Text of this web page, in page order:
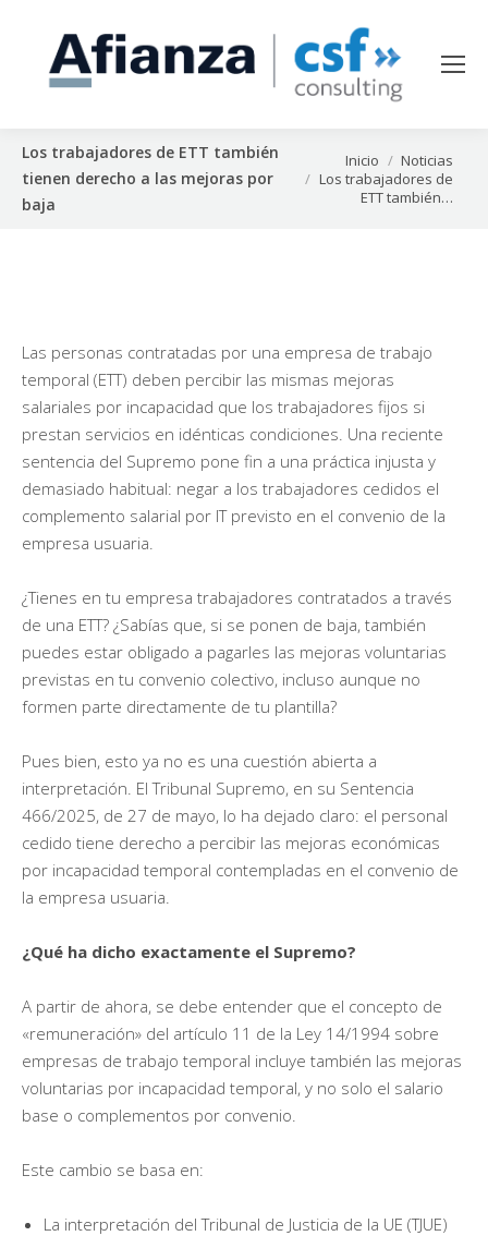
Los trabajadores de ETT también
tienen derecho a las mejoras por
baja
Estás aquí:
Inicio
Noticias
Los trabajadores de
ETT también…
Las personas contratadas por una empresa de trabajo
temporal (ETT) deben percibir las mismas mejoras
salariales por incapacidad que los trabajadores fijos si
prestan servicios en idénticas condiciones. Una reciente
sentencia del Supremo pone fin a una práctica injusta y
demasiado habitual: negar a los trabajadores cedidos el
complemento salarial por IT previsto en el convenio de la
empresa usuaria.
¿Tienes en tu empresa trabajadores contratados a través
de una ETT? ¿Sabías que, si se ponen de baja, también
puedes estar obligado a pagarles las mejoras voluntarias
previstas en tu convenio colectivo, incluso aunque no
formen parte directamente de tu plantilla?
Pues bien, esto ya no es una cuestión abierta a
interpretación. El Tribunal Supremo, en su Sentencia
466/2025, de 27 de mayo, lo ha dejado claro: el personal
cedido tiene derecho a percibir las mejoras económicas
por incapacidad temporal contempladas en el convenio de
la empresa usuaria.
¿Qué ha dicho exactamente el Supremo?
A partir de ahora, se debe entender que el concepto de
«remuneración» del artículo 11 de la Ley 14/1994 sobre
empresas de trabajo temporal incluye también las mejoras
voluntarias por incapacidad temporal, y no solo el salario
base o complementos por convenio.
Este cambio se basa en:
La interpretación del Tribunal de Justicia de la UE (TJUE)